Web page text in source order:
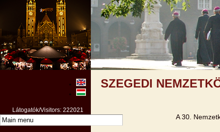
SZEGEDI
A 30.
Látogatók/Visitors: 222021